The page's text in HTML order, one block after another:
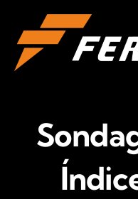
para
conteúdo